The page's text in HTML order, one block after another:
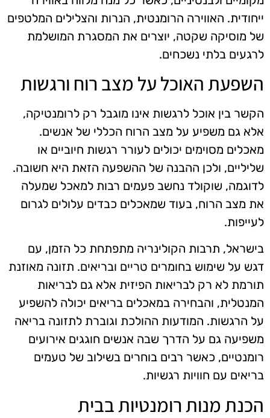
ייחודית. האווירה הרומנטית, הנרות והצלילים המלטפים
של מוסיקה שקטה, יוצרים את המסגרת המושלמת
לרגעים בלתי נשכחים.
השפעת האוכל על מצב רוח ורגשות
הקשר בין אוכל לרגשות אינו מוגבל רק לרומנטיקה,
אלא גם משפיע על מצב הרוח הכללי של אנשים.
מאכלים מסוימים יכולים לעורר רגשות חיוביים או
שליליים, ולכן ההבנה של ההשפעה הזאת היא חשובה.
לדוגמה, שוקולד נחשב פעמים רבות למאכל שמעלה
את מצב הרוח, בעוד שמאכלים כבדים עלולים לגרום
לעייפות.
בישראל, תרבות הקולינריה מתפתחת כל הזמן, עם
דגש על שימוש בחומרים טריים ובריאים. תזונה מאוזנת
תורמת לא רק לבריאות הפיזית אלא גם לבריאות
המנטלית, והבחירה במאכלים בריאים יכולה להשפיע
על הרגשות. המודעות ההולכת וגוברת לתזונה בריאה
משפיעה גם על הדרך שבה אנשים חוגגים אירועים
רומנטיים, כאשר רבים בוחרים בשילוב של טעמים
בריאים עם חוויות רגשיות.
הכנת מנות רומנטיות בבית